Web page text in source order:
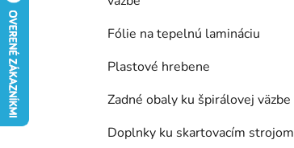
Fólie na tepelnú lamináciu
Plastové hrebene
Zadné obaly ku špirálovej väzbe
Doplnky ku skartovacím strojom